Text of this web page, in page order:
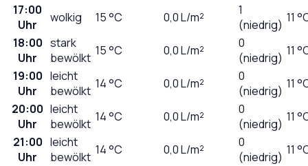
17:00
Uhr
wolkig 15°C 0,0L/m²
1
(niedrig) 11
18:00
Uhr
stark
bewölkt 15°C 0,0L/m²
0
(niedrig) 11
19:00
Uhr
leicht
bewölkt 14°C 0,0L/m²
0
(niedrig) 11
20:00
Uhr
leicht
bewölkt 14°C 0,0L/m²
0
(niedrig) 11
21:00
Uhr
leicht
bewölkt 14°C 0,0L/m²
0
(niedrig) 11